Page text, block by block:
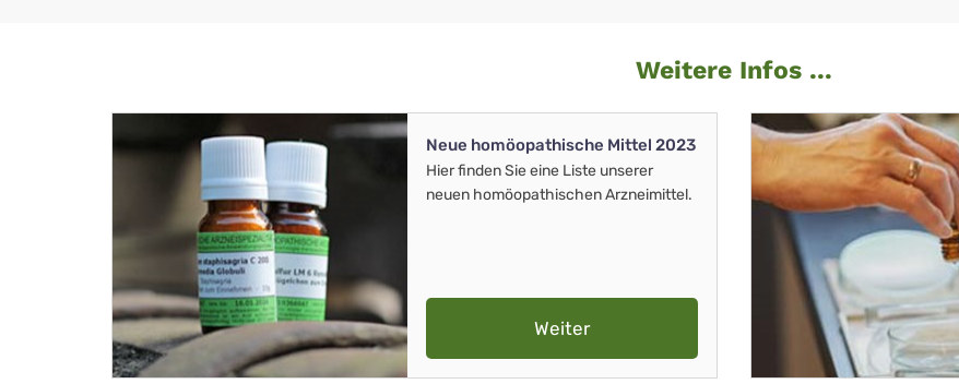
Weitere Infos ...
Neue homöopathische Mittel 2023
Hier finden Sie eine Liste unserer
neuen homöopathischen Arzneimittel.
Weiter